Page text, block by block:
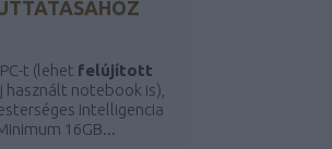
t (lehet felújított
használt notebook is),
intelligencia
16GB...